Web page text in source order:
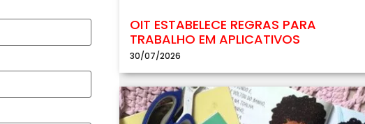
OIT ESTABELECE REGRAS PARA
TRABALHO EM APLICATIVOS
30/07/2026